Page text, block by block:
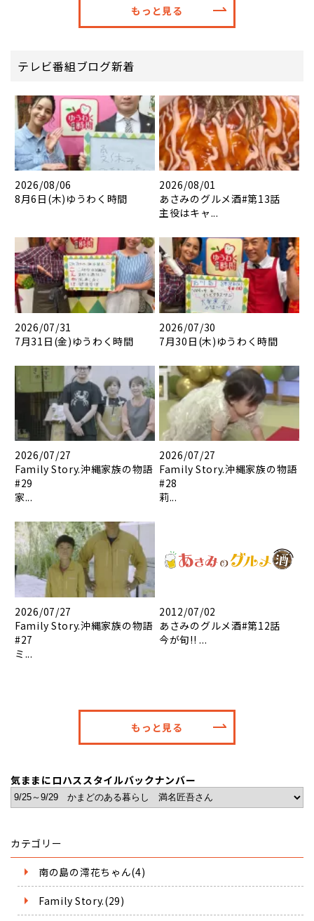
もっと見る
テレビ番組ブログ新着
2026/08/06
8月6日(木)ゆうわく時間
2026/08/01
あさみのグルメ酒#第13話
主役はキャ...
2026/07/31
7月31日(金)ゆうわく時間
2026/07/30
7月30日(木)ゆうわく時間
2026/07/27
Family Story.沖縄家族の物語
#29
家...
2026/07/27
Family Story.沖縄家族の物語
#28
莉...
2026/07/27
Family Story.沖縄家族の物語
#27
ミ...
2012/07/02
あさみのグルメ酒#第12話
今が旬!! ...
もっと見る
気ままにロハススタイルバックナンバー
カテゴリー
南の島の澪花ちゃん(4)
Family Story.(29)